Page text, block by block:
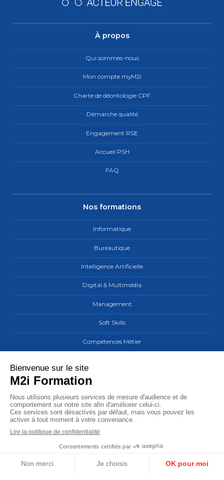
À propos
Qui sommes-nous
Mon compte myM2i
Charte de déontologie CPF
Démarche qualité
Engagement RSE
Accueil PSH
FAQ
Nos formations
Informatique
Bureautique
Intelligence Artificielle
Digital & Multimédia
Management
Soft Skills
Compétences Métier
Les sites du groupe M2i
MaCarrière by M2i
M2i Formation
M2i Learning